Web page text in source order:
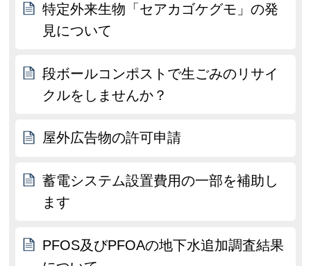
特定外来生物「セアカゴケグモ」の発
見について
段ボールコンポストで生ごみのリサイ
クルをしませんか？
屋外広告物の許可申請
蓄電システム設置費用の一部を補助し
ます
PFOS及びPFOAの地下水追加調査結果